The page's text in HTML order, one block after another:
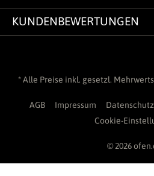
KUNDENBEWERTUNGEN
* Alle Preise inkl. gesetzl.
AGB Impressum Datenschutz
Cookie-
© 2026